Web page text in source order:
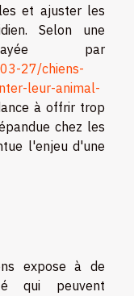
et ajuster les
Selon une
par
27/chiens-
leur-animal-
à offrir trop
chez les
l'enjeu d'une
expose à de
qui peuvent